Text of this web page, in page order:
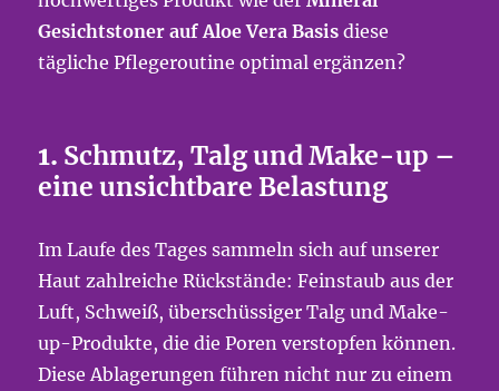
Gesichtstoner auf Aloe Vera Basis diese
tägliche Pflegeroutine optimal ergänzen?
1. Schmutz, Talg und Make-up –
eine unsichtbare Belastung
Im Laufe des Tages sammeln sich auf unserer
Haut zahlreiche Rückstände: Feinstaub aus der
Luft, Schweiß, überschüssiger Talg und Make-
up-Produkte, die die Poren verstopfen können.
Diese Ablagerungen führen nicht nur zu einem